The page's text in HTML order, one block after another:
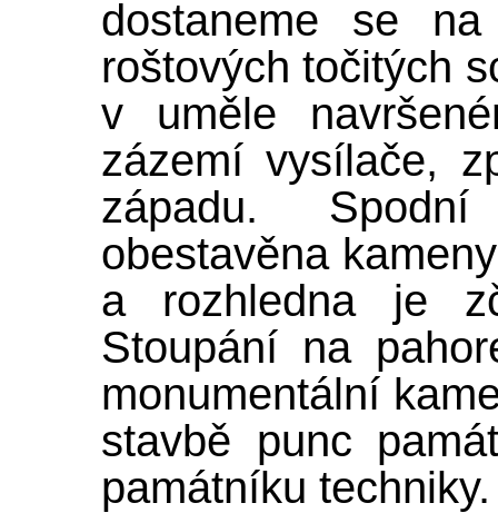
dostaneme se
roštových točitých
v uměle
zázemí vysílače,
západu.
obestavěna
a rozhledna je
Stoupání na
monumentální
stavbě punc
památníku techniky.